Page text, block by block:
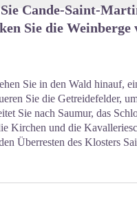
Cande-Saint-
Sie die Weinberge
Sie in den Wald hinauf,
Sie die Getreidefelder,
Sie nach Saumur, das
Kirchen und die
Überresten des Klosters